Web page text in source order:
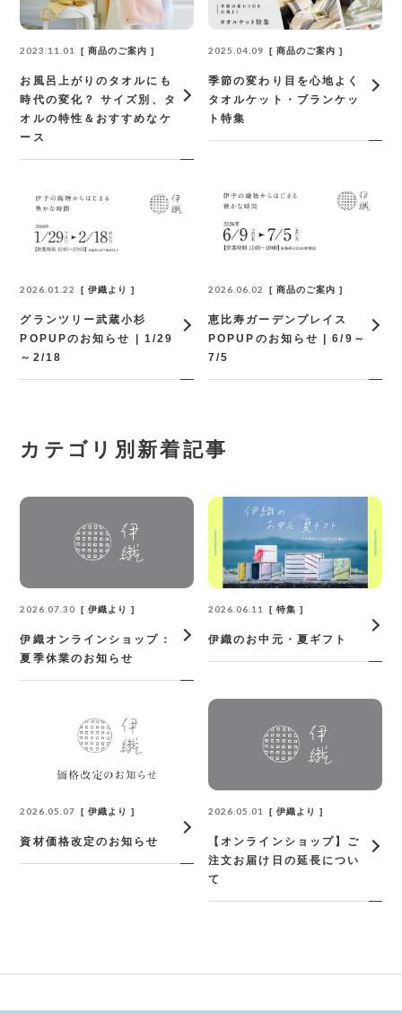
2023.11.01 商品のご案内
お風呂上がりのタオルにも
時代の変化？ サイズ別、タ
オルの特性＆おすすめなケ
ース
2025.04.09 商品のご案内
季節の変わり目を心地よく
タオルケット・ブランケッ
ト特集
2026.01.22 伊織より
グランツリー武蔵小杉
POPUPのお知らせ | 1/29
～2/18
2026.06.02 商品のご案内
恵比寿ガーデンプレイス
POPUPのお知らせ | 6/9～
7/5
カテゴリ別新着記事
2026.07.30 伊織より
伊織オンラインショップ：
夏季休業のお知らせ
2026.06.11 特集
伊織のお中元・夏ギフト
2026.05.07 伊織より
資材価格改定のお知らせ
2026.05.01 伊織より
【オンラインショップ】ご
注文お届け日の延長につい
て